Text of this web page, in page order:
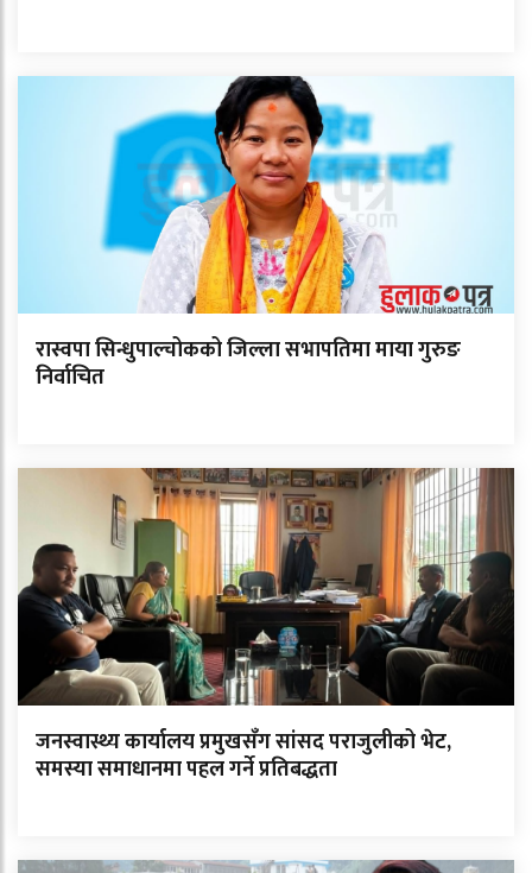
रास्वपा सिन्धुपाल्चोकको जिल्ला सभापतिमा माया गुरुङ
निर्वाचित
जनस्वास्थ्य कार्यालय प्रमुखसँग सांसद पराजुलीको भेट,
समस्या समाधानमा पहल गर्ने प्रतिबद्धता